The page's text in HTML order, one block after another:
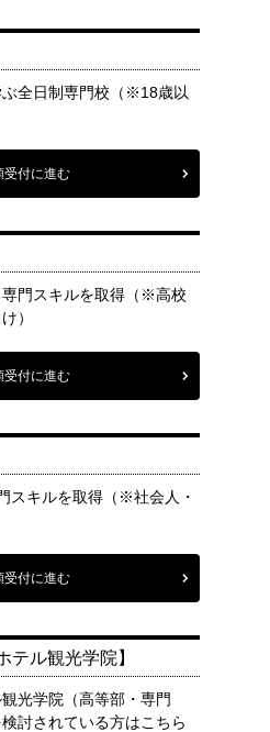
全日制専門校（※18歳以
受付に進む
門スキルを取得（※高校
）
受付に進む
スキルを取得（※社会人・
受付に進む
テル観光学院】
光学院（高等部・専門
討されている方はこちら